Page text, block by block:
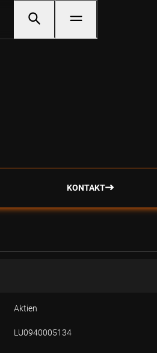
KONTAKT
Aktien
LU0940005134